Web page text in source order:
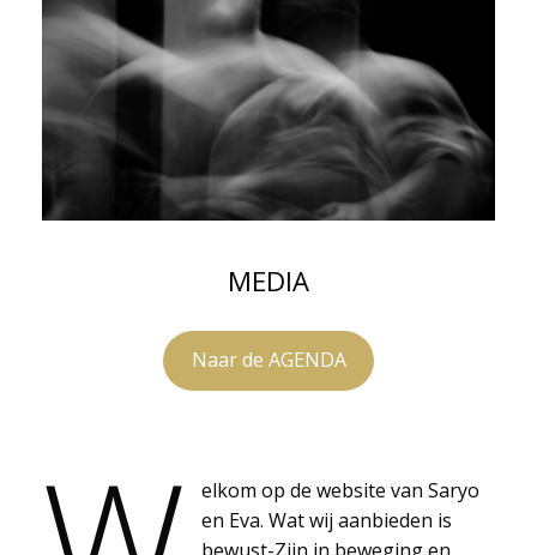
MEDIA
Naar de AGENDA
elkom op de website van Saryo
en Eva. Wat wij aanbieden is